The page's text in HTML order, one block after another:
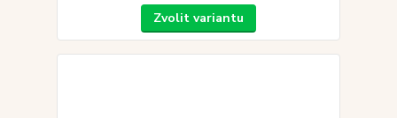
Zvolit variantu